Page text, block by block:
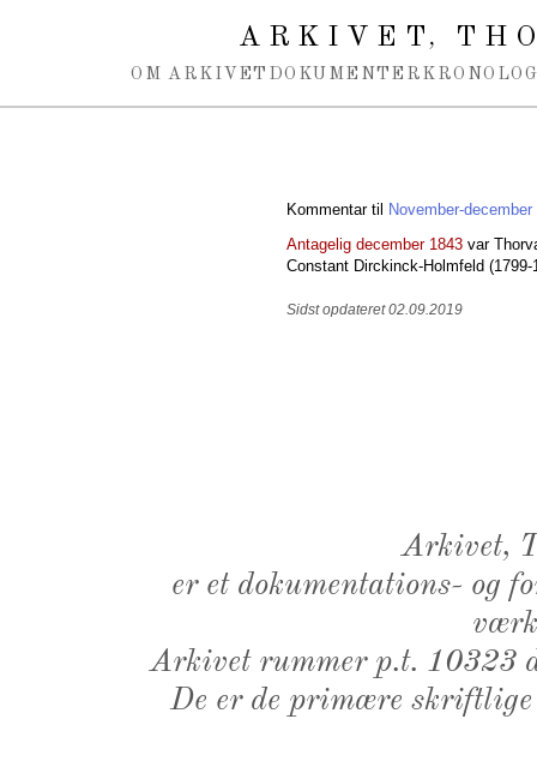
ARKIVET,
OM ARKIVET DOKUMENTER
Kommentar til
November-december
Antagelig december 1843 var
Constant Dirckinck-Holmfeld
Sidst opdateret 02.09.2019
Arkivet,
er et dokumentations- og
Arkivet rummer p.t. 10323
De er de primære